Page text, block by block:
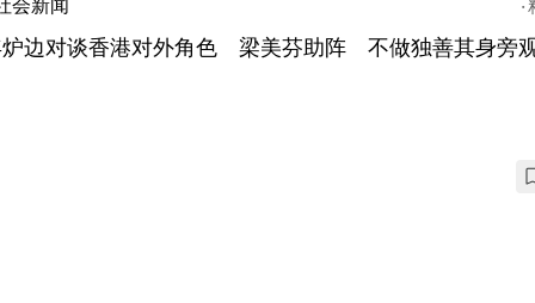
边对谈香港对外角色 梁美芬助阵 不做独善其身旁